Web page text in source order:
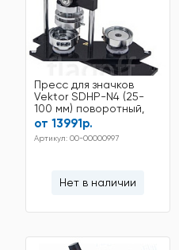
Пресс для значков
Vektor SDHP-N4 (25-
100 мм) поворотный,
без инструмента
от 13991р.
Артикул: 00-00000997
Нет в наличии